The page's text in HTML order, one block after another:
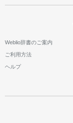
Weblio辞書のご案内
ご利用方法
ヘルプ